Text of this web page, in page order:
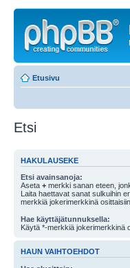
Etusivu
Etsi
HAKULAUSEKE
Etsi avainsanoja:
Aseta + merkki sanan eteen,
Laita haettavat sanat sulkuihin
merkkiä jokerimerkkinä
Hae käyttäjätunnuksella:
Käytä *-merkkiä jokerimerkkinä
HAUN VAIHTOEHDOT